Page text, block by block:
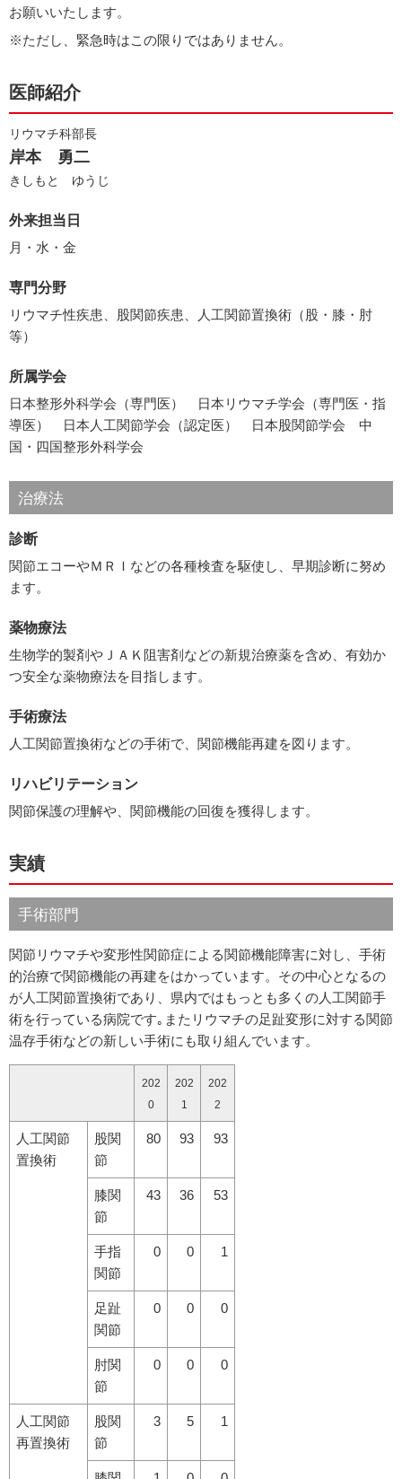
お願いいたします。
※ただし、緊急時はこの限りではありません。
医師紹介
リウマチ科部長
岸本 勇二
きしもと ゆうじ
外来担当日
月・水・金
専門分野
リウマチ性疾患、股関節疾患、人工関節置換術（股・膝・肘
等）
所属学会
日本整形外科学会（専門医） 日本リウマチ学会（専門医・指
導医） 日本人工関節学会（認定医） 日本股関節学会 中
国・四国整形外科学会
治療法
診断
関節エコーやＭＲＩなどの各種検査を駆使し、早期診断に努め
ます。
薬物療法
生物学的製剤やＪＡＫ阻害剤などの新規治療薬を含め、有効か
つ安全な薬物療法を目指します。
手術療法
人工関節置換術などの手術で、関節機能再建を図ります。
リハビリテーション
関節保護の理解や、関節機能の回復を獲得します。
実績
手術部門
関節リウマチや変形性関節症による関節機能障害に対し、手術
的治療で関節機能の再建をはかっています。その中心となるの
が人工関節置換術であり、県内ではもっとも多くの人工関節手
術を行っている病院です｡またリウマチの足趾変形に対する関節
温存手術などの新しい手術にも取り組んでいます。
202
0
202
1
202
2
人工関節
置換術
股関
節
80 93 93
膝関
節
43 36 53
手指
関節
0 0 1
足趾
関節
0 0 0
肘関
節
0 0 0
人工関節
再置換術
股関
節
3 5 1